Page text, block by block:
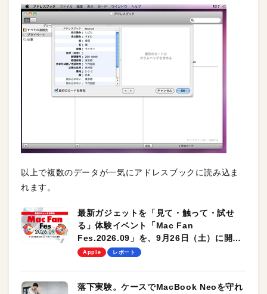
以上で複数のデータが一気にアドレスブックに読み込ま
れます。
最新ガジェットを「見て・触って・試せ
る」体験イベント「Mac Fan
Fes.2026.09」を、9月26日（土）に開催
します！
Apple レポート
落下実験。ケースでMacBook Neoを守れ